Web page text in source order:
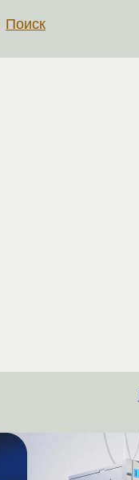
Поиск